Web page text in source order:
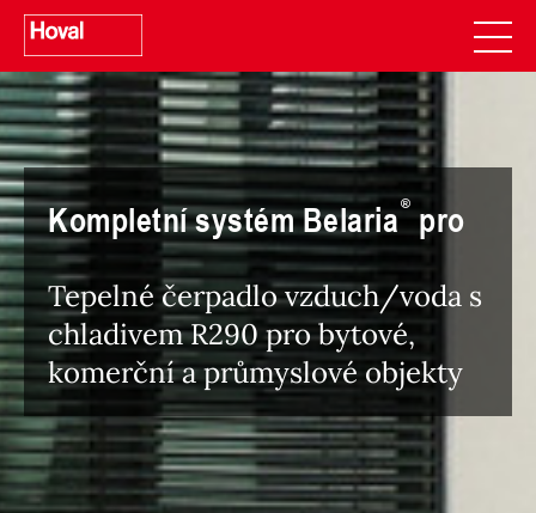
Kompletní systém Belaria pro
Tepelné čerpadlo vzduch/voda s
chladivem R290 pro bytové,
komerční a průmyslové objekty